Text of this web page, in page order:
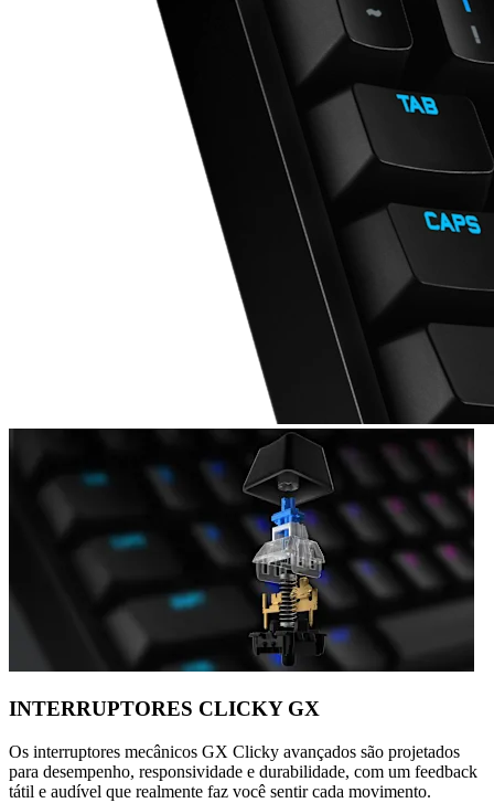
INTERRUPTORES CLICKY GX
Os interruptores mecânicos GX Clicky avançados são projetados
para desempenho, responsividade e durabilidade, com um feedback
tátil e audível que realmente faz você sentir cada movimento.